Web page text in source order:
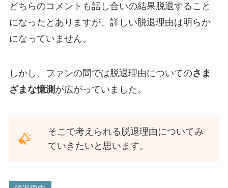
どちらのコメントも話し合いの結果脱退すること
になったとありますが、詳しい脱退理由は明らか
になっていません。
しかし、ファンの間では脱退理由についてのさま
ざまな憶測 が広がっていました。
そこで考えられる脱退理由についてみ
ていきたいと思います。